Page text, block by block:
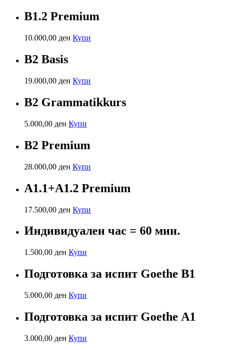
B1.2 Premium
10.000,00 ден Купи
B2 Basis
19.000,00 ден Купи
B2 Grammatikkurs
5.000,00 ден Купи
B2 Premium
28.000,00 ден Купи
А1.1+А1.2 Premium
17.500,00 ден Купи
Индивидуален час = 60 мин.
1.500,00 ден Купи
Подготовка за испит Goethe B1
5.000,00 ден Купи
Подготовка за испит Goethe А1
3.000,00 ден Купи